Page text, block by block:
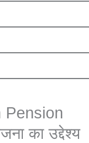
Pension
का उद्देश्य